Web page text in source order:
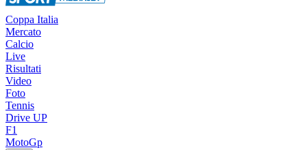
Coppa Italia
Mercato
Calcio
Live
Risultati
Video
Foto
Tennis
Drive UP
F1
MotoGp